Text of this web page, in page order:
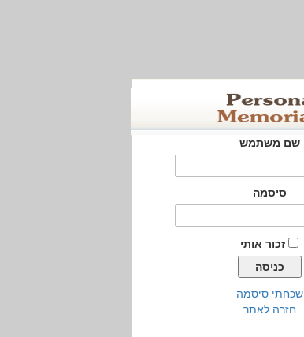
שם משתמש
סיסמה
זכור אותי
שכחתי סיסמה
חזרה לאתר